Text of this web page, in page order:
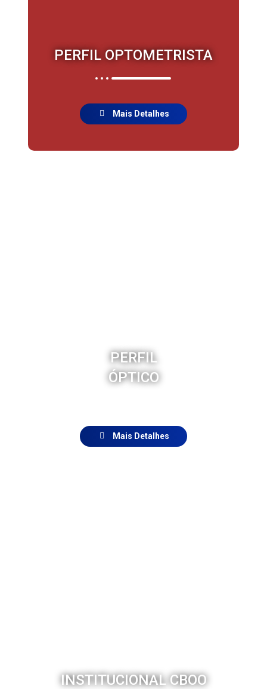
PERFIL OPTOMETRISTA
Mais Detalhes
PERFIL
ÓPTICO
Mais Detalhes
INSTITUCIONAL CBOO